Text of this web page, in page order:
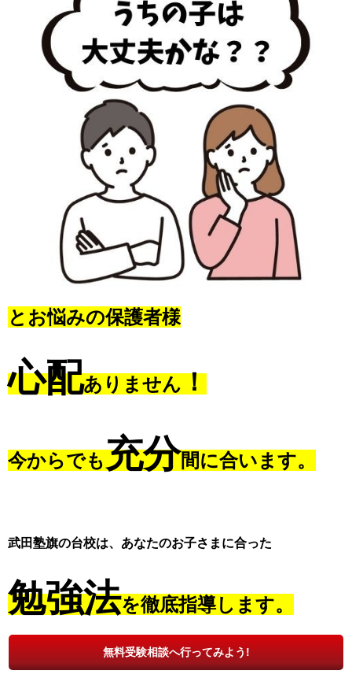
とお悩みの保護者様
心配ありません！
今からでも充分間に合います。
武田塾旗の台校は、あなたのお子さまに合った
勉強法を徹底指導します。
無料受験相談へ行ってみよう!